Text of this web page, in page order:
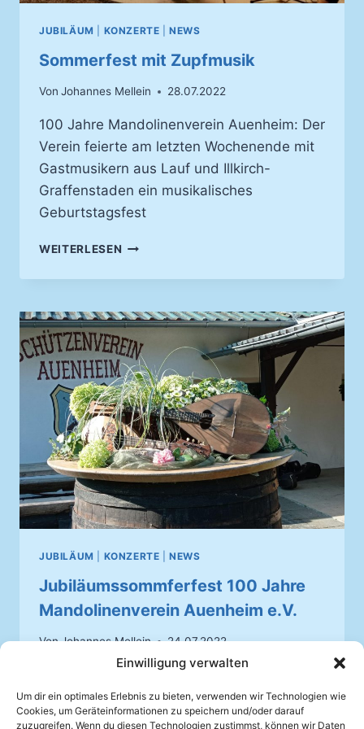
Einwilligung verwalten
Um dir ein optimales Erlebnis zu bieten, verwenden wir Technologien wie
Cookies, um Geräteinformationen zu speichern und/oder darauf
zuzugreifen. Wenn du diesen Technologien zustimmst, können wir Daten
JUBILÄUM KONZERTE |NEWS
Sommerfest mit Zupfmusik
Von Johannes Mellein 28.07.2022
100 Jahre Mandolinenverein Auenheim: Der
Verein feierte am letzten Wochenende mit
Gastmusikern aus Lauf und Illkirch-
Graffenstaden ein musikalisches
Geburtstagsfest
WEITERLESEN SOMMERFEST
ZUPFMUSIK
JUBILÄUM KONZERTE |NEWS
Jubiläumssommferfest 100 Jahre
Mandolinenverein Auenheim e.V.
VonJohannes Mellein 24.07.2022
Nach der langen Corona-Pause feiern wir
2022 unser 100jähriges Vereinsjubiläum im
und um das Schützenhaus.